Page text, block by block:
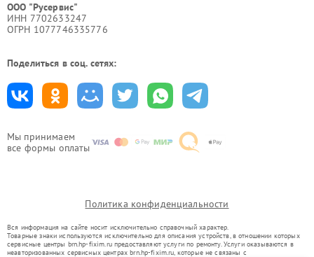
Мы принимаем
все формы оплаты
ООО "Русервис"
ИНН 7702633247
ОГРН 1077746335776
Поделиться в соц. сетях:
Политика конфиденциальности
Вся информация на сайте носит исключительно справочный характер.
Товарные знаки используются исключительно для описания устройств, в отношении которых
сервисные центры brn.hp-fixim.ru предоставляют услуги по ремонту. Услуги оказываются в
неавторизованных сервисных центрах brn.hp-fixim.ru, которые не связаны с